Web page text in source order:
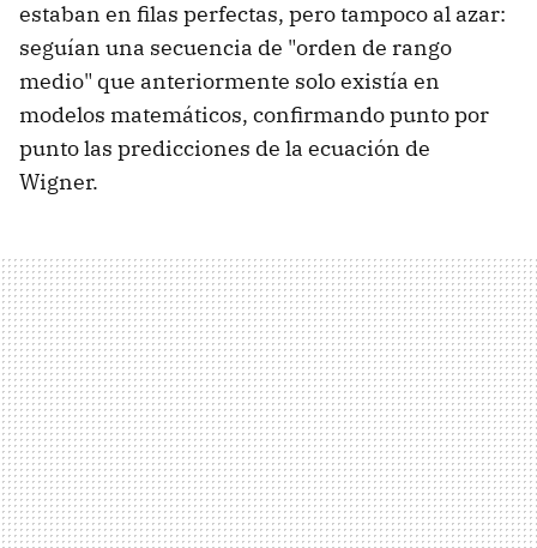
estaban en filas perfectas, pero tampoco al azar:
seguían una secuencia de "orden de rango
medio" que anteriormente solo existía en
modelos matemáticos, confirmando punto por
punto las predicciones de la ecuación de
Wigner.